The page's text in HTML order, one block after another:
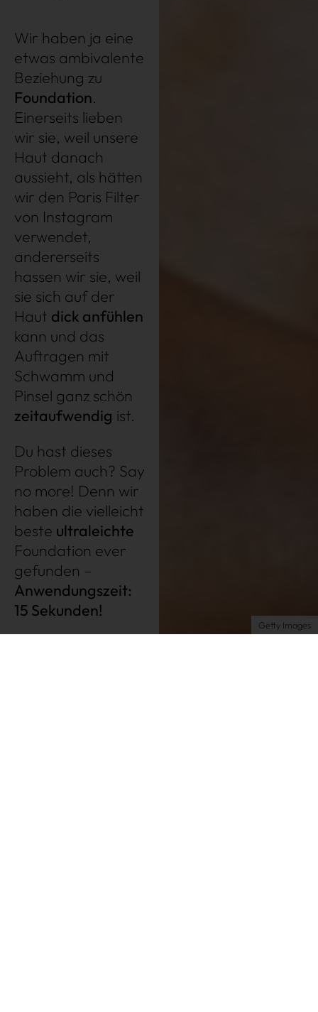
Über uns
Datenschutz
Getty Images
Wir haben ja eine
etwas ambivalente
Beziehung zu
Foundation.
Einerseits lieben
wir sie, weil unsere
Haut danach
aussieht, als hätten
wir den Paris Filter
von Instagram
verwendet,
andererseits
hassen wir sie, weil
sie sich auf der
Haut dick anfühlen
kann und das
Auftragen mit
Schwamm und
Pinsel ganz schön
zeitaufwendig ist.
Du hast dieses
Problem auch? Say
no more! Denn wir
haben die vielleicht
beste ultraleichte
Foundation ever
gefunden –
Anwendungszeit:
15 Sekunden!
Newsletter
Instagram
Impressum
Datenschutzeinstellungen